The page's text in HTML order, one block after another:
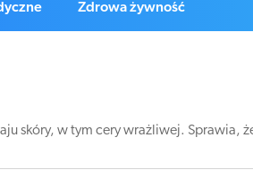
Zdrowa żywność
skóry, w tym cery wrażliwej. Sprawia,